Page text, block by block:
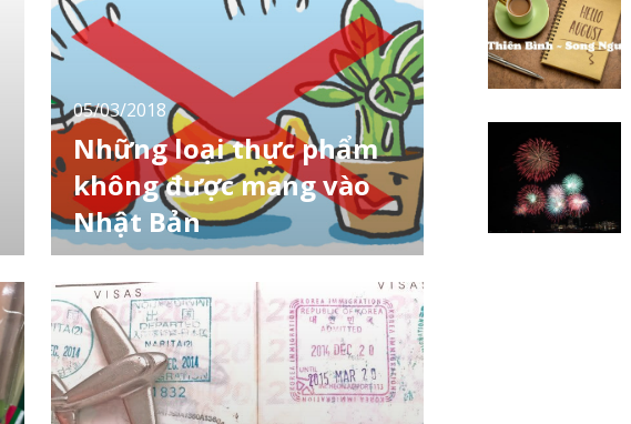
cùng coi trọng. Chính bởi vậy mà ấn tượng
của du khách về dịch vụ ăn uống cũng như
đất nước Nhật Bản luôn nằm trong top đầu
ngành du
05/03/2018
Những loại thực phẩm
không được mang vào
Nhật Bản
Có thể rất nhiều người khi đến Nhật Bản du
theo các loại rau củ quả hay các loại thực
phẩm Việt Nam sang để tiết kiệm chi phí thời
gian ban đầu. Tuy nhiên không phải thứ gì
cũng có thể mang vào Nhật Bản, khi bị kiểm
tra tại sân bay bạn có thể sẽ bị phạt và ảnh